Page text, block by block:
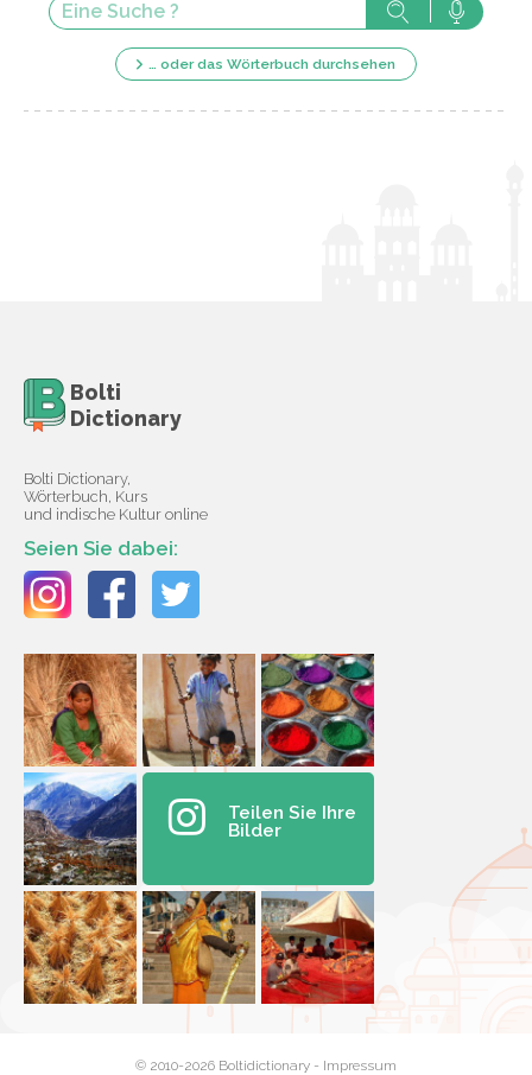
… oder das Wörterbuch durchsehen
Bolti
Dictionary
Bolti Dictionary,
Wörterbuch, Kurs
und indische Kultur online
Seien Sie dabei:
Teilen Sie Ihre
Bilder
© 2010-2026 Boltidictionary - Impressum